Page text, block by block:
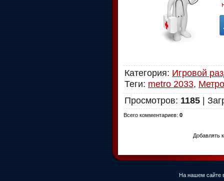
Категория: Игровой
Теги: metro 2033,
Просмотров: 1185 |
Всего комментариев: 0
Добавлять
На нашем сайте